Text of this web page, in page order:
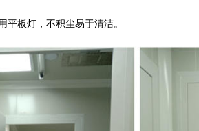
平板灯，不积尘易于清洁。